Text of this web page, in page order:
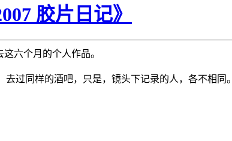
胶片日记》
六个月的个人作品。
过同样的酒吧，只是，镜头下记录的人，各不相同。